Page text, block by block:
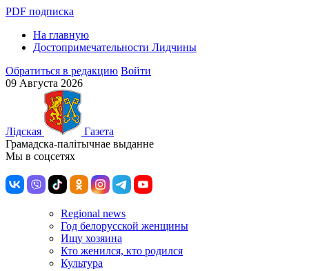
PDF подписка
На главную
Достопримечательности Лидчины
Обратиться в редакцию Войти
09 Августа 2026
Лiдская
Газета
Грамадска-палiтычнае выданне
Мы в соцсетях
Regional news
Год белорусской женщины
Ищу хозяина
Кто женился, кто родился
Культура